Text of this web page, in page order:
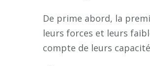
De prime abord, la
leurs forces et leurs
compte de leurs